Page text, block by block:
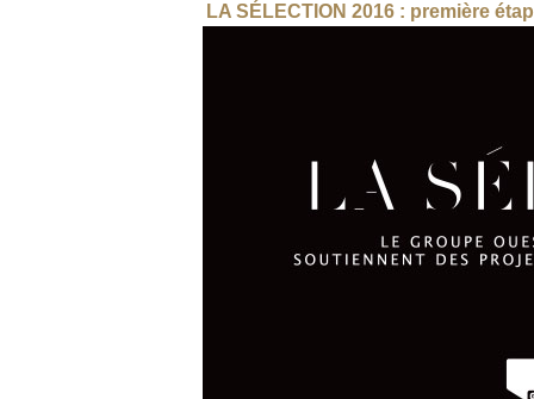
LA SÉLECTION 2016 : première